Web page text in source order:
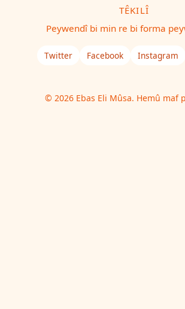
TÊKILÎ
Peywendî bi min re bi forma
Twitter Facebook Instagram
© 2026 Ebas Eli Mûsa. Hemû maf